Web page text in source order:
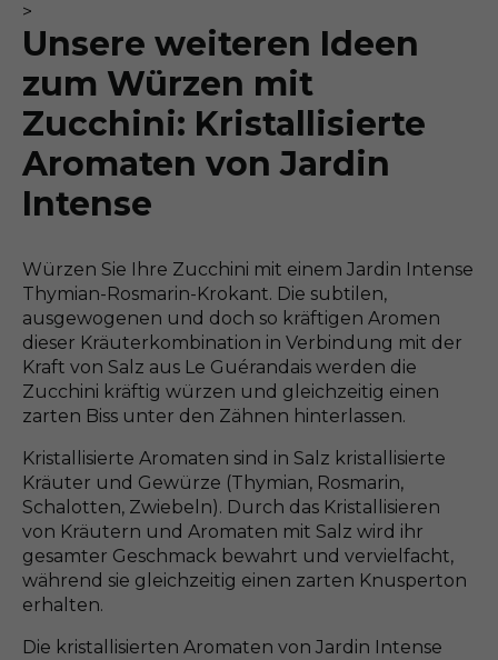
>
Unsere weiteren Ideen
zum Würzen mit
Zucchini: Kristallisierte
Aromaten von Jardin
Intense
Würzen Sie Ihre Zucchini mit einem Jardin Intense
Thymian-Rosmarin-Krokant. Die subtilen,
ausgewogenen und doch so kräftigen Aromen
dieser Kräuterkombination in Verbindung mit der
Kraft von Salz aus Le Guérandais werden die
Zucchini kräftig würzen und gleichzeitig einen
zarten Biss unter den Zähnen hinterlassen.
Kristallisierte Aromaten sind in Salz kristallisierte
Kräuter und Gewürze (Thymian, Rosmarin,
Schalotten, Zwiebeln). Durch das Kristallisieren
von Kräutern und Aromaten mit Salz wird ihr
gesamter Geschmack bewahrt und vervielfacht,
während sie gleichzeitig einen zarten Knusperton
erhalten.
Die kristallisierten Aromaten von Jardin Intense